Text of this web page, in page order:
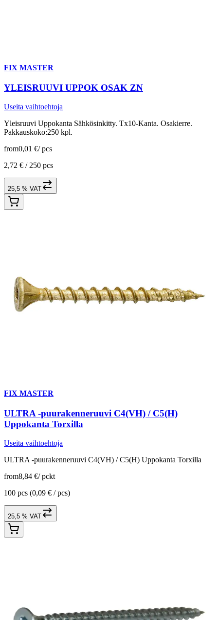
FIX MASTER
YLEISRUUVI UPPOK OSAK ZN
Useita vaihtoehtoja
Yleisruuvi Uppokanta Sähkösinkitty. Tx10-Kanta. Osakierre.
Pakkauskoko:250 kpl.
from0,01 €/ pcs
2,72 € / 250 pcs
25,5 % VAT
FIX MASTER
ULTRA -puurakenneruuvi C4(VH) / C5(H)
Uppokanta Torxilla
Useita vaihtoehtoja
ULTRA -puurakenneruuvi C4(VH) / C5(H) Uppokanta Torxilla
from8,84 €/ pckt
100 pcs (0,09 € / pcs)
25,5 % VAT